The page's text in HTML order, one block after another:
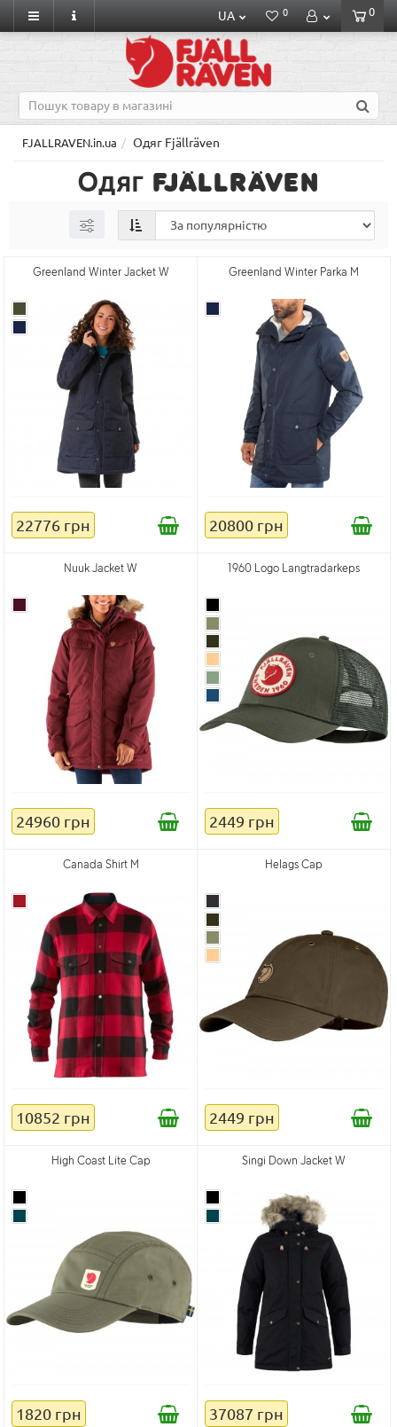
0
UA 0
FJALLRAVEN.in.ua Одяг Fjällräven
Одяг Fjällräven
Greenland Winter Jacket W
22776 грн
Greenland Winter Parka M
20800 грн
Nuuk Jacket W
24960 грн
1960 Logo Langtradarkeps
2449 грн
Canada Shirt M
10852 грн
Helags Cap
2449 грн
High Coast Lite Cap
1820 грн
Singi Down Jacket W
37087 грн